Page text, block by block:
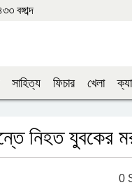
বঙ্গাব্দ
সাহিত্য ফিচার খেলা
নিহত যুবকের
0